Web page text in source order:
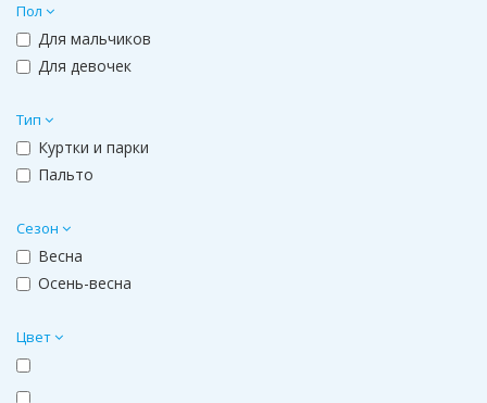
Пол
Для мальчиков
Для девочек
Тип
Куртки и парки
Пальто
Сезон
Весна
Осень-весна
Цвет